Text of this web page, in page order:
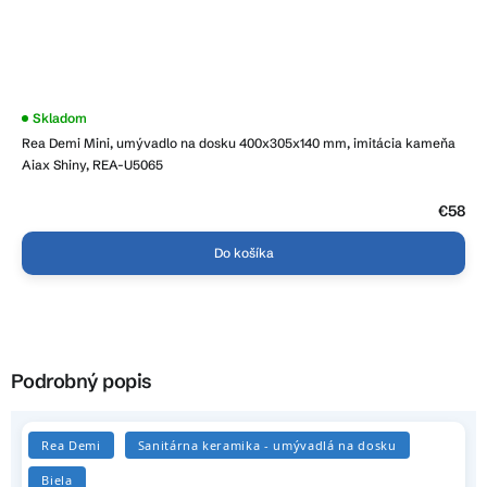
Rea Demi Mini, umývadlo na dosku 400x305x140 mm, imitácia kameňa
Aiax Shiny, REA-U5065
Skladom
€58
Do košíka
Podrobný popis
Rea Demi Sanitárna keramika - umývadlá na dosku
Biela